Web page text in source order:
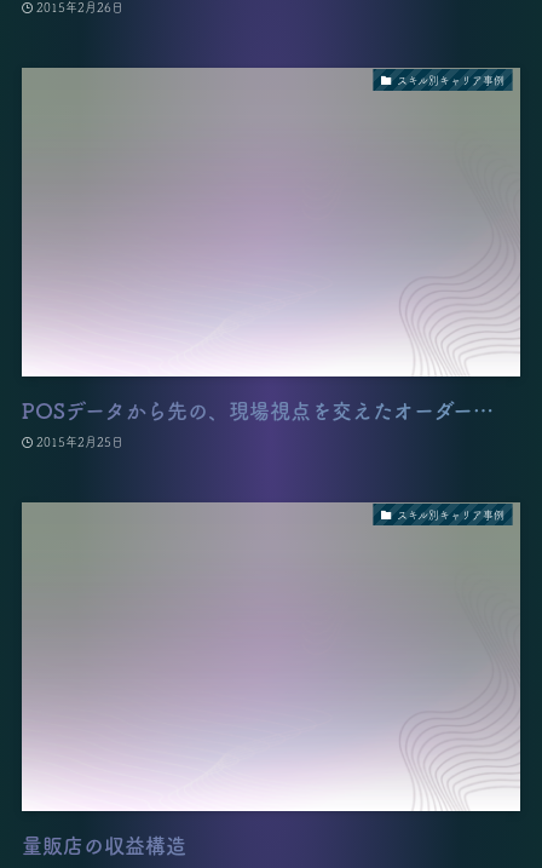
2015年2月26日
スキル別キャリア事例
POSデータから先の、現場視点を交えたオーダー…
2015年2月25日
スキル別キャリア事例
量販店の収益構造